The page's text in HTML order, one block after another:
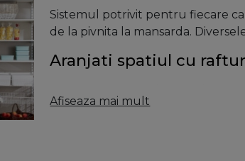
Sistemul potrivit pentru fiecare
de la pivnita la mansarda.
Aranjati spatiul cu
de la Element System sunt
Afiseaza mai mult